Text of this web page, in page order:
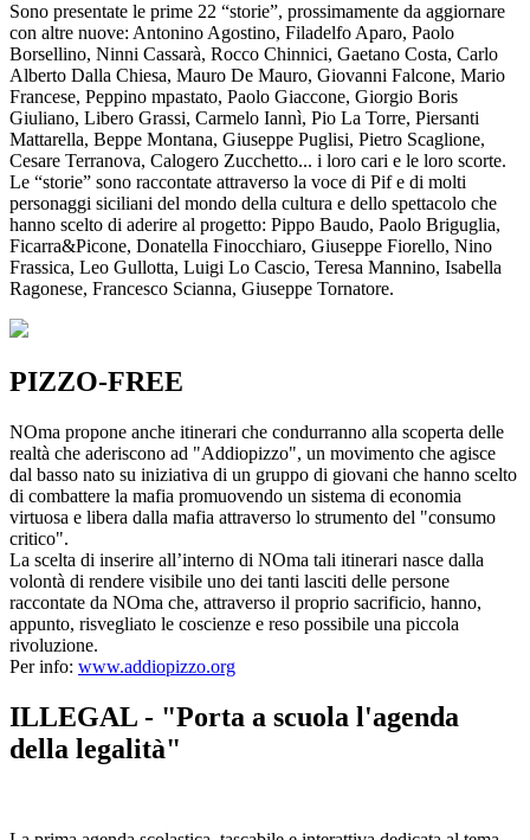
Sono presentate le prime 22 “storie”, prossimamente da aggiornare
con altre nuove: Antonino Agostino, Filadelfo Aparo, Paolo
Borsellino, Ninni Cassarà, Rocco Chinnici, Gaetano Costa, Carlo
Alberto Dalla Chiesa, Mauro De Mauro, Giovanni Falcone, Mario
Francese, Peppino mpastato, Paolo Giaccone, Giorgio Boris
Giuliano, Libero Grassi, Carmelo Iannì, Pio La Torre, Piersanti
Mattarella, Beppe Montana, Giuseppe Puglisi, Pietro Scaglione,
Cesare Terranova, Calogero Zucchetto... i loro cari e le loro scorte.
Le “storie” sono raccontate attraverso la voce di Pif e di molti
personaggi siciliani del mondo della cultura e dello spettacolo che
hanno scelto di aderire al progetto: Pippo Baudo, Paolo Briguglia,
Ficarra&Picone, Donatella Finocchiaro, Giuseppe Fiorello, Nino
Frassica, Leo Gullotta, Luigi Lo Cascio, Teresa Mannino, Isabella
Ragonese, Francesco Scianna, Giuseppe Tornatore.
PIZZO-FREE
NOma propone anche itinerari che condurranno alla scoperta delle
realtà che aderiscono ad "Addiopizzo", un movimento che agisce
dal basso nato su iniziativa di un gruppo di giovani che hanno scelto
di combattere la mafia promuovendo un sistema di economia
virtuosa e libera dalla mafia attraverso lo strumento del "consumo
critico".
La scelta di inserire all’interno di NOma tali itinerari nasce dalla
volontà di rendere visibile uno dei tanti lasciti delle persone
raccontate da NOma che, attraverso il proprio sacrificio, hanno,
appunto, risvegliato le coscienze e reso possibile una piccola
rivoluzione.
Per info: www.addiopizzo.org
ILLEGAL - "Porta a scuola l'agenda
della legalità"